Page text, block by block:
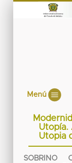
Menú
Utopía.
Utopia
SOBRINO